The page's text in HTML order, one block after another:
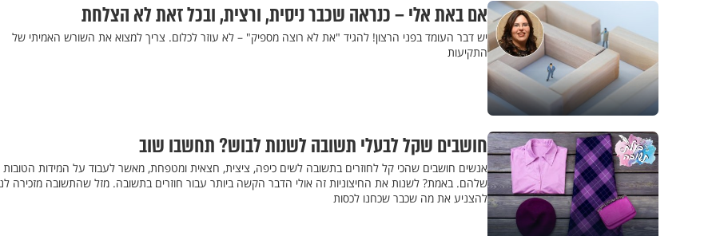
אם באת אלי – כנראה שכבר ניסית, ורצית, ובכל זאת לא הצלחת
יש דבר העומד בפני הרצון! להגיד "את לא רוצה מספיק" – לא עוזר לכלום. צריך למצוא את השורש האמיתי של
התקיעות
חושבים שקל לבעלי תשובה לשנות לבוש? תחשבו שוב
אנשים חושבים שהכי קל לחוזרים בתשובה לשים כיפה, ציצית, חצאית ומטפחת, מאשר לעבוד על המידות הטובות
שלהם. באמת? לשנות את החיצוניות זה אולי הדבר הקשה ביותר עבור חוזרים בתשובה. מזל שהתשובה מזכירה
להצניע את מה שכבר שכחנו לכסות